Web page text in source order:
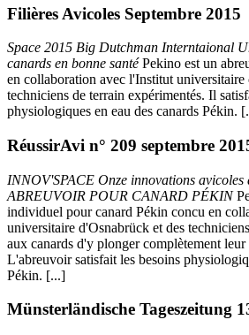
Filières Avicoles Septembre 2015
Space 2015 Big Dutchman Interntaional
canards en bonne santéPekino est un
en collaboration avec l'Institut universitaire
techniciens de terrain expérimentés. Il
physiologiques en eau des canards Pékin.
RéussirAvi n° 209 septembre
INNOV'SPACE Onze innovations avicoles
ABREUVOIR POUR CANARD PÉKIN
individuel pour canard Pékin concu en
universitaire d'Osnabrück et des
aux canards d'y plonger complètement leur
L'abreuvoir satisfait les besoins
Pékin. [...]
Münsterländische Tageszeitung